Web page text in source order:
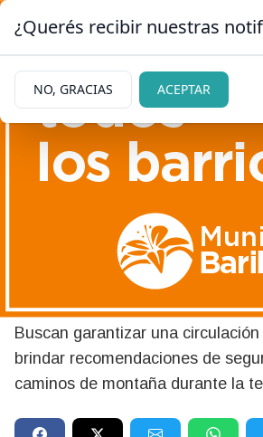
El Bolsón:
controles por la
Buscan garantizar una
brindar recomendaciones de
caminos de montaña durante la
¿Querés recibir nuestras
NO, GRACIAS ACEPTAR